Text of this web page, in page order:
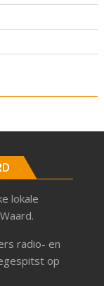
lokale
radio- en
op